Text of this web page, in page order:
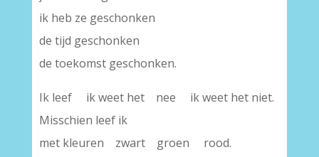
ik heb ze geschonken
de tijd geschonken
de toekomst geschonken.
Ik leef ik weet het nee ik weet het niet.
Misschien leef ik
met kleuren zwart groen rood.